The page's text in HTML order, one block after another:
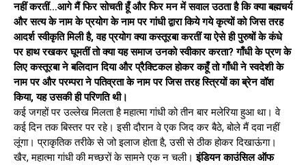
नहीं करतीं…आगे मैं फिर सोचती हूँ और फिर मन में सवाल उठता है कि क्या बह्मचर्य
और सत्य के नाम के प्रयोग के नाम पर गांधी द्वारा किये गये कृत्यों को जिस तरह
आदर्श स्वीकृति मिली है, वह प्रयोग क्या कस्तूरबा करतीं या ऐसे ही पुरुषों के कंधे
पर हाथ रखकर घूमतीं तो क्या यह समाज उनको स्वीकार करता? गाँधी के प्रण के
लिए कस्तूरबा ने बलिदान दिया और प्रैक्टिकल होकर कहूँ तो गाँधी ने स्वदेशी के
नाम पर और परम्परा ने पतिव्रता के नाम पर जिस तरह स्त्रियों का ब्रेन वॉश
किया, यह उसकी ही परिणति थी।
कई जगहों पर उल्लेख मिलता है महात्मा गांधी को तीन बार मलेरिया हुआ था। वे
कई दिन तक बिस्तर पर रहे। इसी दौरान वे एक जिद कर बैठे, बोले मैं दवा नहीं
लूंगा। प्राकृतिक तरीके से जो इलाज होता है, उसी से ठीक होकर दिखाऊंगा।
खैर, महात्मा गांधी की मच्छरों के सामने एक न चली। इंडियन काउंसिल ऑफ